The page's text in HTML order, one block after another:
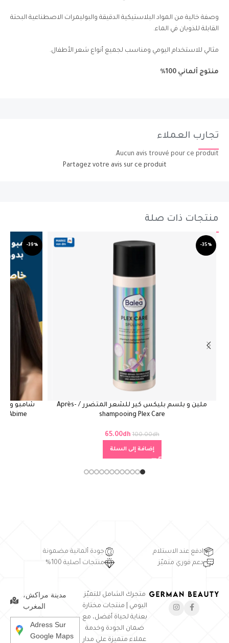
وصفة خالية من المواد البلاستيكية الدقيقة والبوليمرات الاصطناعية البحتة
القابلة للذوبان في الماء.
مثالي للاستخدام اليومي ومناسب لجميع أنواع شعر الأطفال.
منتوج ألماني 100%
تجارب العملاء
Aucun avis trouvé pour ce produit.
Partagez votre avis sur ce produit
منتجات ذات صلة
-35%
ملين و بلسم بليكس كير للشعر المتضرر / Après-
shampooing Plex Care
100.00dh
65.00dh
إضافة إلى السلة
-39%
Abime
ادفع عند الاستلام
جودة ألمانية مضمونة
دعم فوري متميّز
منتجات أصلية 100%
متجرك الشامل للتميّز
اليومي | منتجات مختارة
بعناية لحياة أفضل، مع
ضمان الجودة وخدمة
عملاء متميزة على مدار
مدينة مراكش،
المغرب
Adress Sur
Google Maps